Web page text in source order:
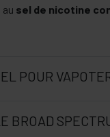
sel de nicotine
POUR
BROAD